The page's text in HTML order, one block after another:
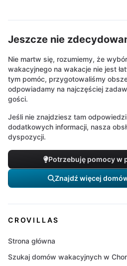
Jeszcze nie
Nie martw się, rozumiemy, że
wakacyjnego na wakacje nie jest
tym pomóc, przygotowaliśmy
odpowiadamy na najczęściej
gości.
Jeśli nie znajdziesz tam
dodatkowych informacji, nasza
dyspozycji.
Potrzebuję pomocy w
Znajdź więcej
CROVILLAS
Strona główna
Szukaj domów wakacyjnych w